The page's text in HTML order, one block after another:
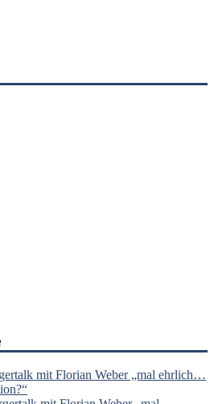
mit Florian Weber „mal ehrlich…